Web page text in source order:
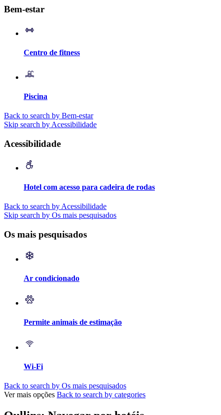
Bem-estar
Centro de fitness
Piscina
Back to search by Bem-estar
Skip search by Acessibilidade
Acessibilidade
Hotel com acesso para cadeira de rodas
Back to search by Acessibilidade
Skip search by Os mais pesquisados
Os mais pesquisados
Ar condicionado
Permite animais de estimação
Wi-Fi
Back to search by Os mais pesquisados
Ver mais opções Back to search by categories